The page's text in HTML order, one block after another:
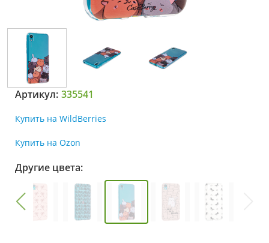
Артикул: 335541
Купить на WildBerries
Купить на Ozon
Другие цвета: